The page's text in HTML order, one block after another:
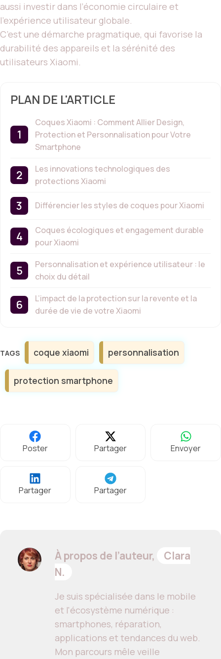
aussi investir dans l’économie circulaire et
l’expérience utilisateur globale.
C’est une démarche pragmatique, qui favorise la
durabilité des appareils et la sérénité des
utilisateurs Xiaomi.
PLAN DE L'ARTICLE
Coques Xiaomi : Comment Allier Design,
Protection et Personnalisation pour Votre
Smartphone
Les innovations technologiques des
protections Xiaomi
Différencier les styles de coques pour Xiaomi
Coques écologiques et engagement durable
pour Xiaomi
Personnalisation et expérience utilisateur : le
choix du détail
L’impact de la protection sur la revente et la
durée de vie de votre Xiaomi
Étiquettes
coque xiaomi personnalisation
protection smartphone
Poster Partager Envoyer
Partager Partager
À propos de l’auteur,
Clara
N.
Je suis spécialisée dans le mobile
et l'écosystème numérique :
smartphones, réparation,
applications et tendances du web.
Mon parcours mêle veille